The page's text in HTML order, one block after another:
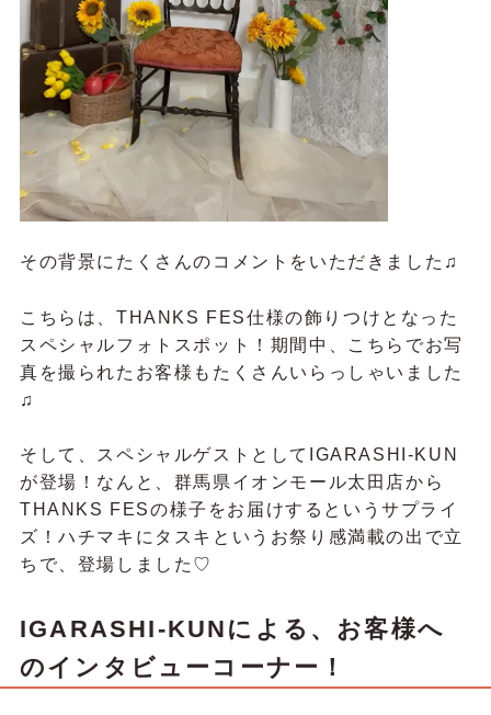
その背景にたくさんのコメントをいただきました♫
こちらは、THANKS FES仕様の飾りつけとなった
スペシャルフォトスポット！期間中、こちらでお写
真を撮られたお客様もたくさんいらっしゃいました
♫
そして、スペシャルゲストとしてIGARASHI-KUN
が登場！なんと、群馬県イオンモール太田店から
THANKS FESの様子をお届けするというサプライ
ズ！ハチマキにタスキというお祭り感満載の出で立
ちで、登場しました♡
IGARASHI-KUNによる、お客様へ
のインタビューコーナー！